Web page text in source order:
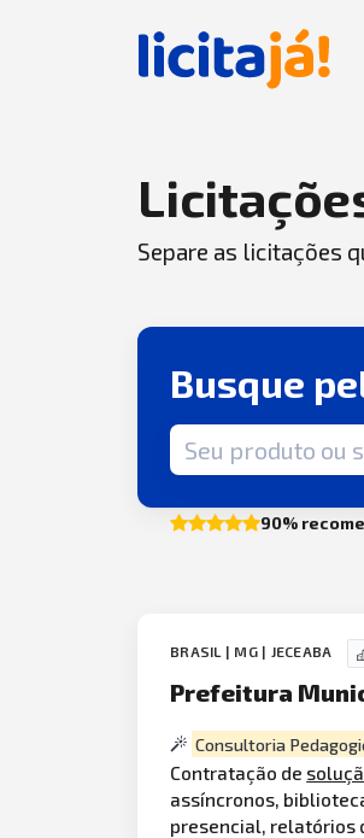
Separe as licitações
Busque
Termo de busca
90%
BRASIL | MG | JECEABA
Prefeitura
Consultoria
Contratação de
assíncronos,
presencial, relatórios